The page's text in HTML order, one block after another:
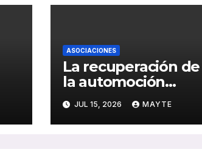
ASOCIACIONES
La recuperación de
la automoción
impulsa también al
sector del autocar:
récord de inversión
JUL 15, 2026 MAYTE